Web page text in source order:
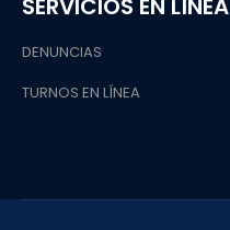
SERVICIOS EN LÍNEA
DENUNCIAS
TURNOS EN LÍNEA